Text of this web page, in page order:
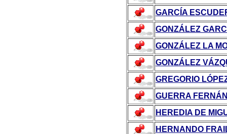
GARCÍA
GONZÁLEZ
GONZÁLEZ LA
GONZÁLEZ
GREGORIO
GUERRA
HEREDIA DE
HERNANDO